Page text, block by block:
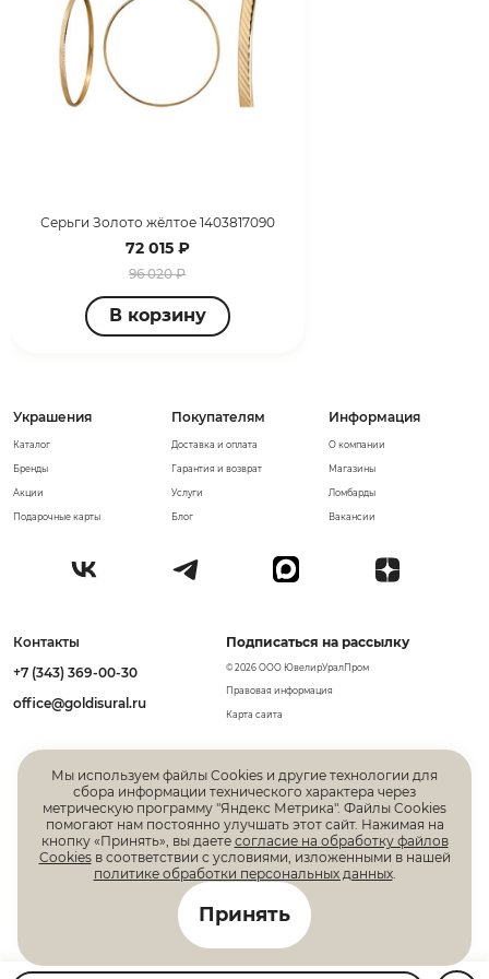
Серьги Золото жёлтое 1403817090
72 015 ₽
96 020 ₽
В корзину
Информация
О компании
Магазины
Ломбарды
Вакансии
Украшения
Каталог
Бренды
Акции
Подарочные карты
Покупателям
Доставка и оплата
Гарантия и возврат
Услуги
Блог
Контакты
+7 (343) 369-00-30
office@goldisural.ru
Подписаться на рассылку
© 2026 ООО ЮвелирУралПром
Правовая информация
Карта сайта
Все права защищены. Информация, размещенная на
данной странице, не является публичной офертой
Мы используем файлы Cookies и другие технологии для
сбора информации технического характера через
метрическую программу "Яндекс Метрика". Файлы Cookies
помогают нам постоянно улучшать этот сайт. Нажимая на
кнопку «Принять», вы даете согласие на обработку файлов
Cookiesв соответствии с условиями, изложенными в нашей
политике обработки персональных данных.
Принять